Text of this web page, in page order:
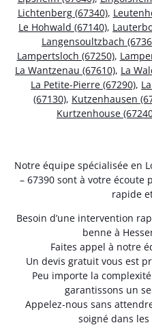
Lichtenberg (67340),
Le Hohwald (67140),
Langensoultzbach
Lampertsloch (67250),
La Wantzenau (67610), La
La Petite-Pierre (67290),
(67130), Kutzenhausen
Kurtzenhouse
Notre équipe spécialisée en
– 67390 sont à votre
rapide
Besoin d’une intervention
benne à
Faites appel à notre
Un devis gratuit vous est
Peu importe la
garantissons un
Appelez-nous sans
soigné dans